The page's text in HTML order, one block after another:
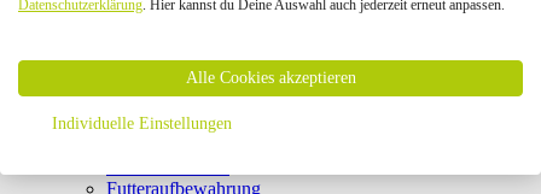
Geschirre & Leinen
Schutznetze
Kippfensterschutz
Katzenkameras
Futternäpfe
Futteraufbewahrung
Datenschutzerklärung. Hier kannst du Deine Auswahl auch jederzeit erneut anpassen.
Alle Cookies akzeptieren
Individuelle Einstellungen